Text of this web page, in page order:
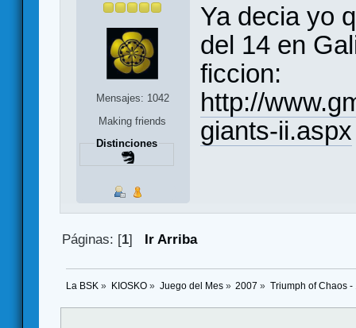
Mensajes: 1042
Making friends
Distinciones
Ya decia yo
del 14 en
ficcion:
http://
giants-ii.aspx
Páginas: [1] Ir Arriba
La BSK » KIOSKO» Juego del Mes» 2007 » Triumph of Chaos -